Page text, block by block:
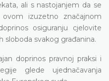
ali s nastojanjem da se
izuzetno značajnom
osiguranju cjelovite
sloboda svakog građanina.
doprinos pravnoj praksi i
glede ujednačavanja